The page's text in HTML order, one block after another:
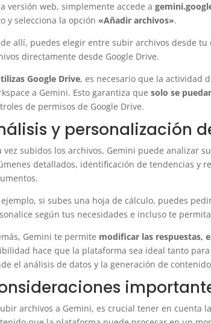
versión web, simplemente accede a
y selecciona la opción «Añadir archivos».
allí, puedes elegir entre subir archivos desde
directamente desde Google Drive.
Google Drive, es necesario que la actividad
a Gemini. Esto garantiza quesolo se
de permisos de Google Drive.
y personalización
vez subidos los archivos, Gemini puede analizar
detallados, identificación de tendencias y
ejemplo, si subes una hoja de cálculo, puedes
según tus necesidades e incluso te
Gemini te permite modificar las respuestas,
hace que la plataforma sea ideal tanto
el análisis de datos y la generación de
archivos a Gemini, es crucial tener en cuenta